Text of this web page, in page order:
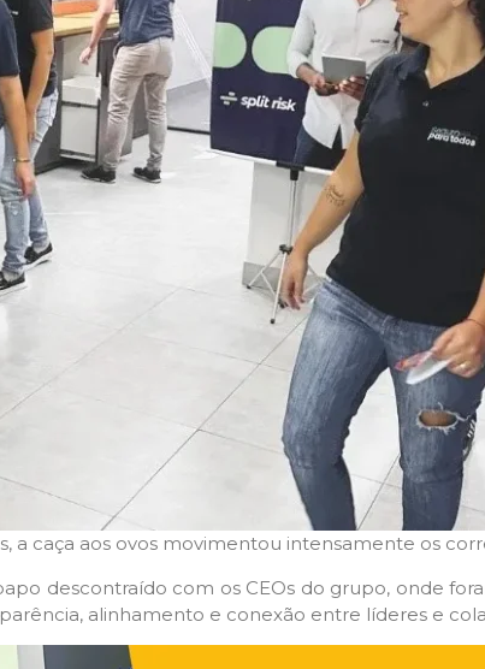
a caça aos ovos movimentou intensamente os
descontraído com os CEOs do grupo, onde
alinhamento e conexão entre líderes e